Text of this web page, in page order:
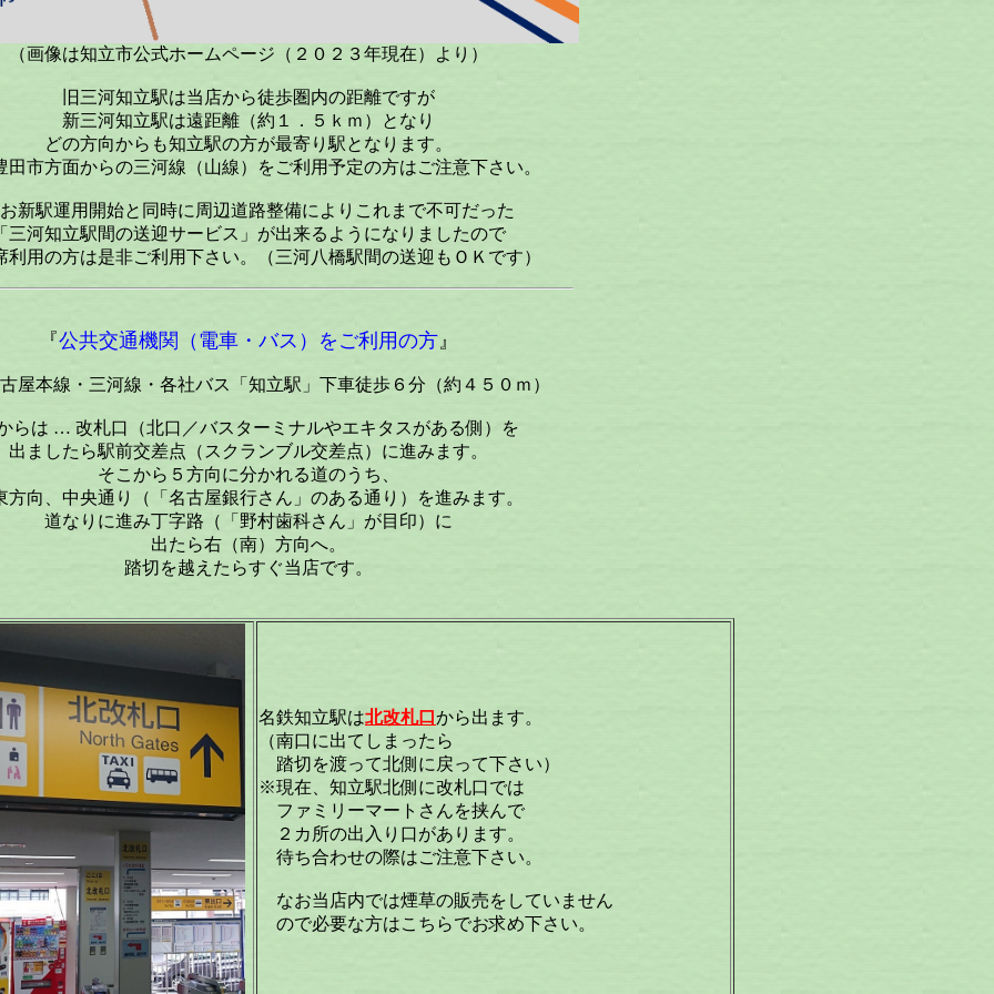
（画像は知立市公式ホームページ（２０２３年現在）より）
旧三河知立駅は当店から徒歩圏内の距離ですが
新三河知立駅は遠距離（約１．５ｋｍ）となり
どの方向からも知立駅の方が最寄り駅となります。
田市方面からの三河線（山線）をご利用予定の方はご注意下さい。
新駅運用開始と同時に周辺道路整備によりこれまで不可だった
三河知立駅間の送迎サービス」が出来るようになりましたので
利用の方は是非ご利用下さい。（三河八橋駅間の送迎もＯＫです）
『公共交通機関（電車・バス）をご利用の方』
屋本線・三河線・各社バス「知立駅」下車徒歩６分（約４５０ｍ）
らは … 改札口（北口／バスターミナルやエキタスがある側）を
出ましたら駅前交差点（スクランブル交差点）に進みます。
そこから５方向に分かれる道のうち、
方向、中央通り（「名古屋銀行さん」のある通り）を進みます。
道なりに進み丁字路（「野村歯科さん」が目印）に
出たら右（南）方向へ。
踏切を越えたらすぐ当店です。
名鉄知立駅は北改札口 から出ます。
（南口に出てしまったら
踏切を渡って北側に戻って下さい）
※現在、知立駅北側に改札口では
ファミリーマートさんを挟んで
２カ所の出入り口があります。
待ち合わせの際はご注意下さい。
なお当店内では煙草の販売をしていません
ので必要な方はこちらでお求め下さい。